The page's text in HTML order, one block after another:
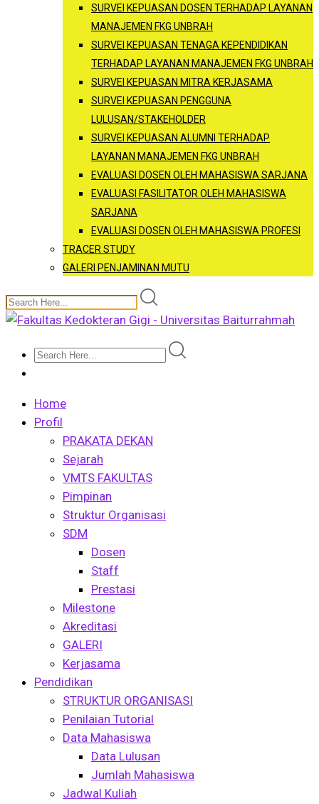
SURVEI KEPUASAN DOSEN TERHADAP LAYANAN
MANAJEMEN FKG UNBRAH
SURVEI KEPUASAN TENAGA KEPENDIDIKAN
TERHADAP LAYANAN MANAJEMEN FKG UNBRAH
SURVEI KEPUASAN MITRA KERJASAMA
SURVEI KEPUASAN PENGGUNA
LULUSAN/STAKEHOLDER
SURVEI KEPUASAN ALUMNI TERHADAP
LAYANAN MANAJEMEN FKG UNBRAH
EVALUASI DOSEN OLEH MAHASISWA SARJANA
EVALUASI FASILITATOR OLEH MAHASISWA
SARJANA
EVALUASI DOSEN OLEH MAHASISWA PROFESI
TRACER STUDY
GALERI PENJAMINAN MUTU
Home
Profil
PRAKATA DEKAN
Sejarah
VMTS FAKULTAS
Pimpinan
Struktur Organisasi
SDM
Dosen
Staff
Prestasi
Milestone
Akreditasi
GALERI
Kerjasama
Pendidikan
STRUKTUR ORGANISASI
Penilaian Tutorial
Data Mahasiswa
Data Lulusan
Jumlah Mahasiswa
Jadwal Kuliah